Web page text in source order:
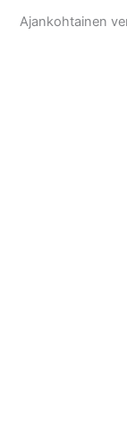
Ajankohtainen